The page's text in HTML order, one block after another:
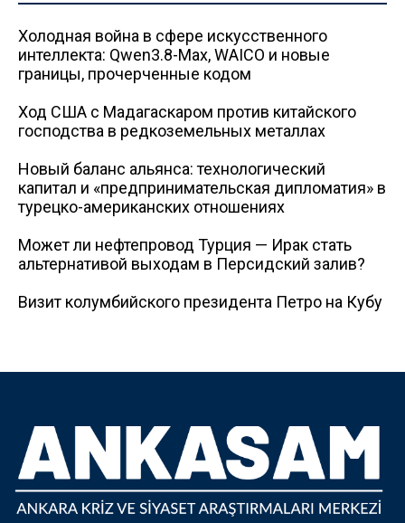
Холодная война в сфере искусственного
интеллекта: Qwen3.8-Max, WAICO и новые
границы, прочерченные кодом
Ход США с Мадагаскаром против китайского
господства в редкоземельных металлах
Новый баланс альянса: технологический
капитал и «предпринимательская дипломатия» в
турецко-американских отношениях
Может ли нефтепровод Турция — Ирак стать
альтернативой выходам в Персидский залив?
Визит колумбийского президента Петро на Кубу